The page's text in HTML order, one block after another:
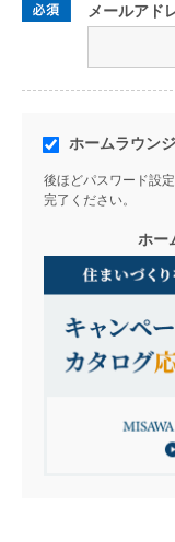
メールアド
ホームラウン
後ほどパスワード設
完了ください。
ホー